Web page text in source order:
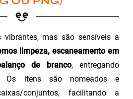
mas são sensíveis a
limpeza, escaneamento em
de branco, entregando
Os itens são nomeados e
conjuntos, facilitando a